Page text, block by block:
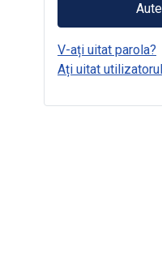
V-ați uitat parola?
Ați uitat